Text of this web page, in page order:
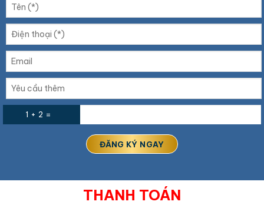
1 + 2 =
THANH TOÁN